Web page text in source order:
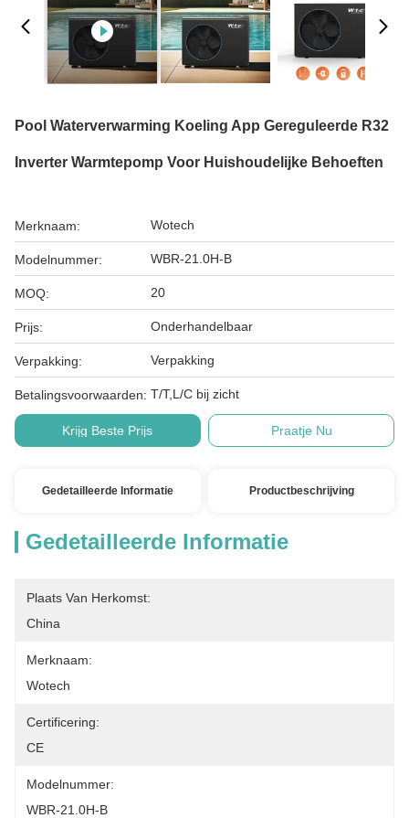
Pool Waterverwarming Koeling App Gereguleerde R32
Inverter Warmtepomp Voor Huishoudelijke Behoeften
Merknaam: Wotech
Modelnummer: WBR-21.0H-B
MOQ: 20
Prijs: Onderhandelbaar
Verpakking: Verpakking
Betalingsvoorwaarden: T/T,L/C bij zicht
Krijg Beste Prijs Praatje Nu
Gedetailleerde Informatie Productbeschrijving
Gedetailleerde Informatie
Plaats Van Herkomst:
China
Merknaam:
Wotech
Certificering:
CE
Modelnummer:
WBR-21.0H-B